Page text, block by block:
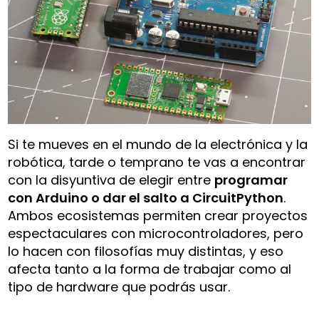
Si te mueves en el mundo de la electrónica y la
robótica, tarde o temprano te vas a encontrar
con la disyuntiva de elegir entre programar
con Arduino o dar el salto a CircuitPython.
Ambos ecosistemas permiten crear proyectos
espectaculares con microcontroladores, pero
lo hacen con filosofías muy distintas, y eso
afecta tanto a la forma de trabajar como al
tipo de hardware que podrás usar.